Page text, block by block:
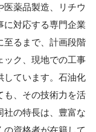
医薬品製造、リチウ
に対応する専門企業
至るまで、計画段階
ック、現地での工事
しています。石油化
も、その技術力を活
社の特長は、豊富な
資格者が在籍して